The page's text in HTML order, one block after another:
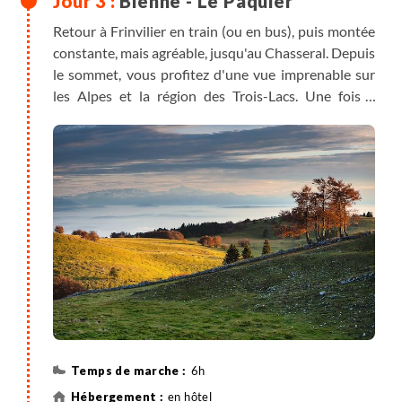
Retour à Frinvilier en train (ou en bus), puis montée
constante, mais agréable, jusqu'au Chasseral. Depuis
le sommet, vous profitez d'une vue imprenable sur
les Alpes et la région des Trois-Lacs. Une fois à
situé en contrebas, où vous passez la nuit.
6h
en hôtel